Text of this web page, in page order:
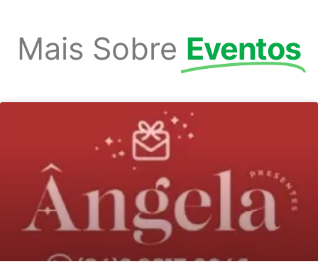
Mais Sobre Eventos